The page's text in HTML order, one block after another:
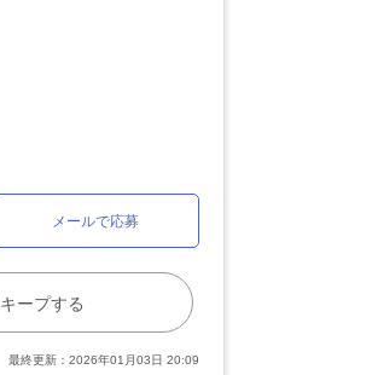
メールで応募
キープする
最終更新： 2026年01月03日 20:09